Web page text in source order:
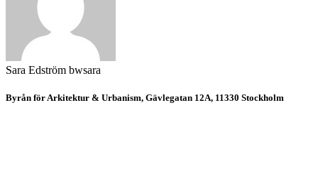
Sara Edström bwsara
Byrån för Arkitektur & Urbanism, Gävlegatan 12A, 11330 Stockholm